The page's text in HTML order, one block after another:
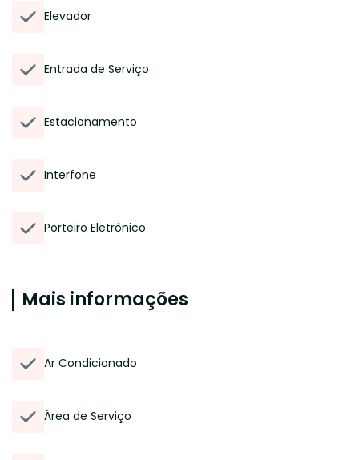
Elevador
Entrada de Serviço
Estacionamento
Interfone
Porteiro Eletrônico
Mais informações
Ar Condicionado
Área de Serviço